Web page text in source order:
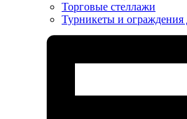
Торговые стеллажи
Турникеты и ограждения